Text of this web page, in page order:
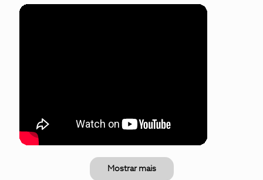
Mostrar mais